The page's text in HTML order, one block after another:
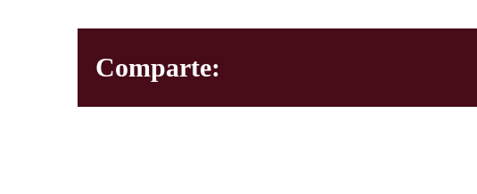
Comparte: